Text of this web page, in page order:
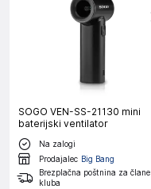
SOGO VEN-SS-21130 mini
baterijski ventilator
Na zalogi
Prodajalec Big Bang
Brezplačna poštnina za člane
kluba